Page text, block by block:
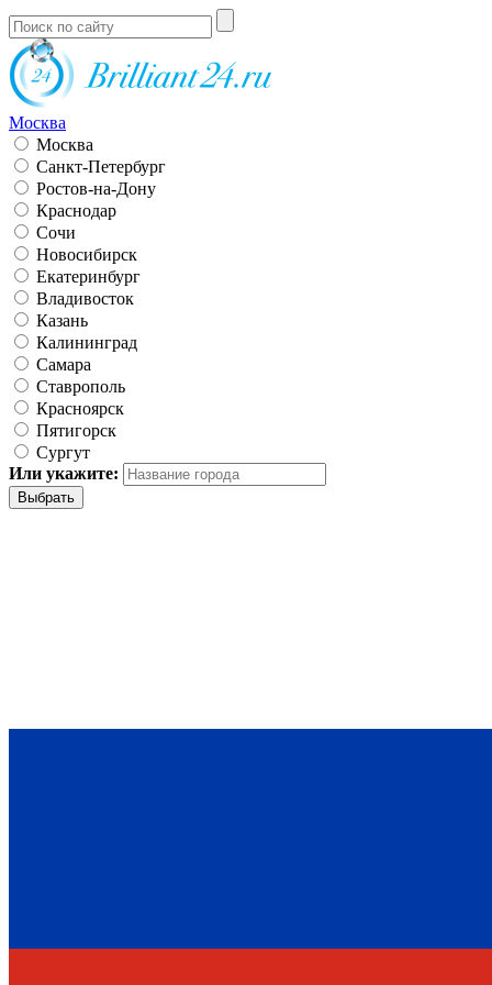
Москва
Москва
Санкт-Петербург
Ростов-на-Дону
Краснодар
Сочи
Новосибирск
Екатеринбург
Владивосток
Казань
Калининград
Самара
Ставрополь
Красноярск
Пятигорск
Сургут
Или укажите: